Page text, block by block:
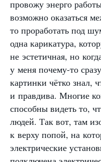
провожу энерго
возможно оказаться
то проработать под
одна карикатура,
не эстетичная, но
у меня почему-то
картинки чётко знал,
и правдива. Многие
способны видеть то,
людей. Так вот, там
к верху попой, на
электрические